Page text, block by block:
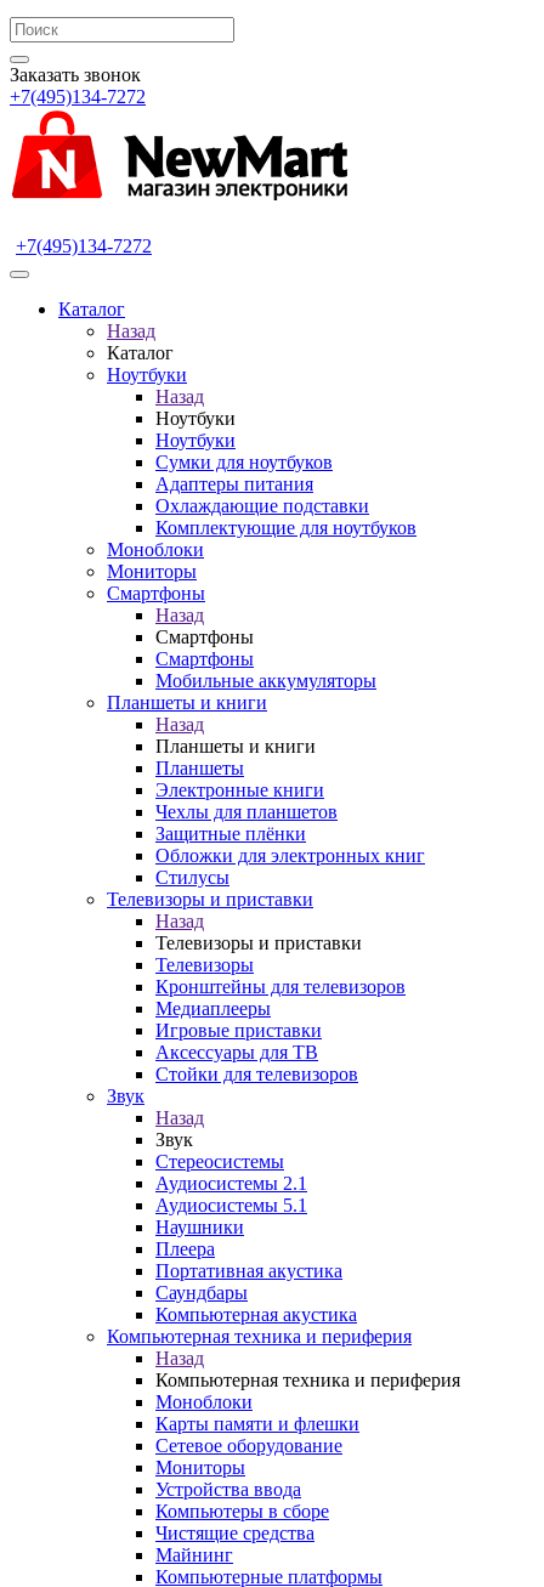
Заказать звонок
+7(495)134-7272
+7(495)134-7272
Каталог
Назад
Каталог
Ноутбуки
Назад
Ноутбуки
Ноутбуки
Сумки для ноутбуков
Адаптеры питания
Охлаждающие подставки
Комплектующие для ноутбуков
Моноблоки
Мониторы
Смартфоны
Назад
Смартфоны
Смартфоны
Мобильные аккумуляторы
Планшеты и книги
Назад
Планшеты и книги
Планшеты
Электронные книги
Чехлы для планшетов
Защитные плёнки
Обложки для электронных книг
Стилусы
Телевизоры и приставки
Назад
Телевизоры и приставки
Телевизоры
Кронштейны для телевизоров
Медиаплееры
Игровые приставки
Аксессуары для ТВ
Стойки для телевизоров
Звук
Назад
Звук
Стереосистемы
Аудиосистемы 2.1
Аудиосистемы 5.1
Наушники
Плеера
Портативная акустика
Саундбары
Компьютерная акустика
Компьютерная техника и периферия
Назад
Компьютерная техника и периферия
Моноблоки
Карты памяти и флешки
Сетевое оборудование
Мониторы
Устройства ввода
Компьютеры в сборе
Чистящие средства
Майнинг
Компьютерные платформы